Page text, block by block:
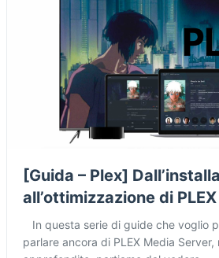
[Guida – Plex]
all’ottimizzazione di
In questa serie di guide che voglio
parlare ancora di PLEX Media